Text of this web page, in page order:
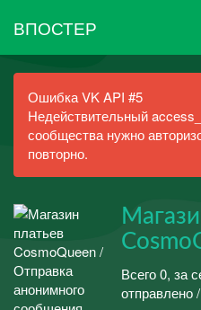
ВПОСТЕР
Ошибка VK API #5
Недействительный
сообщества нужно
повторно.
Всего 0, за
отправлено